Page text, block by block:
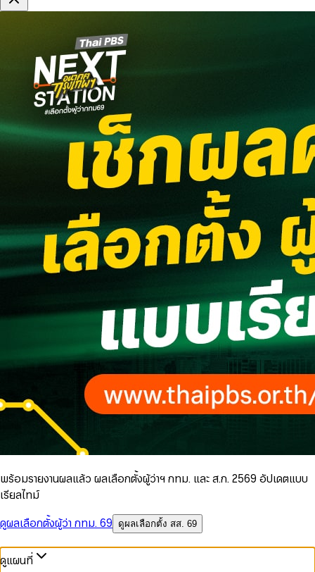
พร้อมรายงานผลแล้ว ผลเลือกตั้งผู้ว่าฯ กทม. และ ส.ก. 2569 อัปเดตแบบ
เรียลไทม์
ดูผลเลือกตั้งผู้ว่า กทม. 69
ดูผลเลือกตั้ง สส. 69
ดูแผนที่